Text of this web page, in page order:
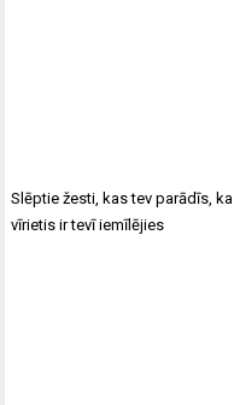
Slēptie žesti, kas tev parādīs, ka
vīrietis ir tevī iemīlējies